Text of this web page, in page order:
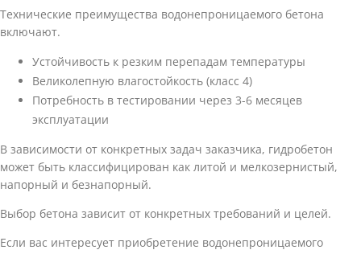
Технические преимущества водонепроницаемого бетона
включают.
Устойчивость к резким перепадам температуры
Великолепную влагостойкость (класс 4)
Потребность в тестировании через 3-6 месяцев
эксплуатации
В зависимости от конкретных задач заказчика, гидробетон
может быть классифицирован как литой и мелкозернистый,
напорный и безнапорный.
Выбор бетона зависит от конкретных требований и целей.
Если вас интересует приобретение водонепроницаемого